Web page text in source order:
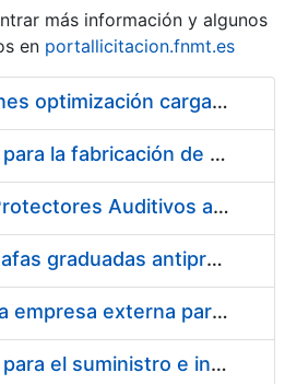
más información y algunos
en portallicitacion.fnmt.es
Pliego condiciones optimización cargas compras firmado
Acuerdo marco para la fabricación de piezas
Suministro de Protectores Auditivos a medida para las personas trabajadoras de los Centros de Trabajo de Madrid y Burgos
Suministro de gafas graduadas antiproyecciones para los trabajadores de la FNMT-RCM en los centros de trabajo de Madrid y Burgos
Servicios de una empresa externa para el asesoramiento y resolución de los recursos de alzada que se presentan relacionados con procesos de selección para la FNMT-RCM
Acuerdo marco para el suministro e instalación de persianas, estores y otros complementos